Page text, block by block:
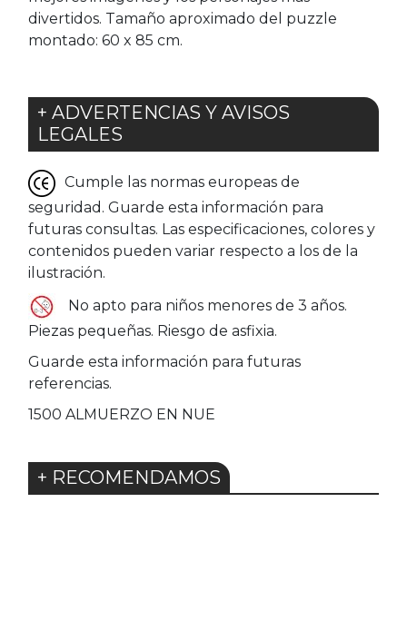
divertidos. Tamaño aproximado del puzzle
montado: 60 x 85 cm.
+ ADVERTENCIAS Y AVISOS
LEGALES
Cumple las normas europeas de
seguridad. Guarde esta información para
futuras consultas. Las especificaciones, colores y
contenidos pueden variar respecto a los de la
ilustración.
No apto para niños menores de 3 años.
Piezas pequeñas. Riesgo de asfixia.
Guarde esta información para futuras
referencias.
1500 ALMUERZO EN NUE
+ RECOMENDAMOS